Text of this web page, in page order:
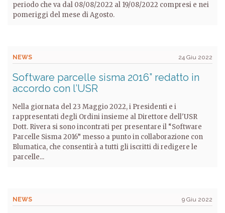
periodo che va dal 08/08/2022 al 19/08/2022 compresi e nei
pomeriggi del mese di Agosto.
NEWS 24 Giu 2022
Software parcelle sisma 2016” redatto in
accordo con l’USR
Nella giornata del 23 Maggio 2022, i Presidenti e i
rappresentati degli Ordini insieme al Direttore dell'USR
Dott. Rivera si sono incontrati per presentare il “Software
Parcelle Sisma 2016” messo a punto in collaborazione con
Blumatica, che consentirà a tutti gli iscritti di redigere le
parcelle...
NEWS 9 Giu 2022